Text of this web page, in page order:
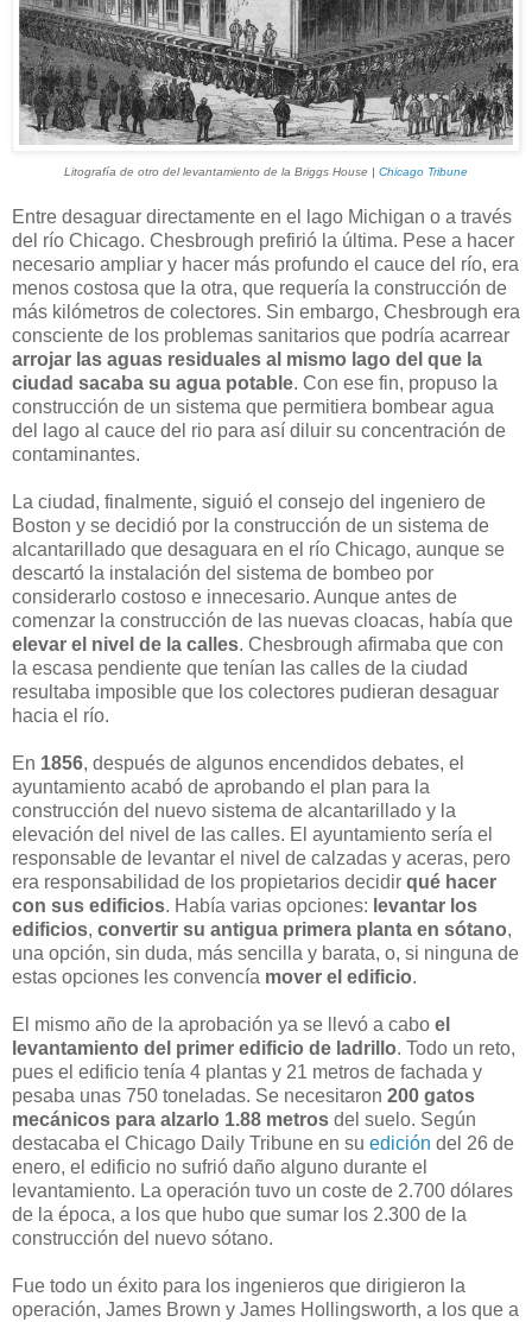
Litografía de otro del levantamiento de la Briggs House | Chicago Tribune
Entre desaguar directamente en el lago Michigan o a través
del río Chicago. Chesbrough prefirió la última. Pese a hacer
necesario ampliar y hacer más profundo el cauce del río, era
menos costosa que la otra, que requería la construcción de
más kilómetros de colectores. Sin embargo, Chesbrough era
consciente de los problemas sanitarios que podría acarrear
arrojar las aguas residuales al mismo lago del que la
ciudad sacaba su agua potable. Con ese fin, propuso la
construcción de un sistema que permitiera bombear agua
del lago al cauce del rio para así diluir su concentración de
contaminantes.
La ciudad, finalmente, siguió el consejo del ingeniero de
Boston y se decidió por la construcción de un sistema de
alcantarillado que desaguara en el río Chicago, aunque se
descartó la instalación del sistema de bombeo por
considerarlo costoso e innecesario. Aunque antes de
comenzar la construcción de las nuevas cloacas, había que
elevar el nivel de la calles. Chesbrough afirmaba que con
la escasa pendiente que tenían las calles de la ciudad
resultaba imposible que los colectores pudieran desaguar
hacia el río.
En 1856, después de algunos encendidos debates, el
ayuntamiento acabó de aprobando el plan para la
construcción del nuevo sistema de alcantarillado y la
elevación del nivel de las calles. El ayuntamiento sería el
responsable de levantar el nivel de calzadas y aceras, pero
era responsabilidad de los propietarios decidir qué hacer
con sus edificios. Había varias opciones: levantar los
edificios, convertir su antigua primera planta en sótano,
una opción, sin duda, más sencilla y barata, o, si ninguna de
estas opciones les convencía mover el edificio.
El mismo año de la aprobación ya se llevó a cabo el
levantamiento del primer edificio de ladrillo. Todo un reto,
pues el edificio tenía 4 plantas y 21 metros de fachada y
pesaba unas 750 toneladas. Se necesitaron 200 gatos
mecánicos para alzarlo 1.88 metros del suelo. Según
destacaba el Chicago Daily Tribune en su edición del 26 de
enero, el edificio no sufrió daño alguno durante el
levantamiento. La operación tuvo un coste de 2.700 dólares
de la época, a los que hubo que sumar los 2.300 de la
construcción del nuevo sótano.
Fue todo un éxito para los ingenieros que dirigieron la
operación, James Brown y James Hollingsworth, a los que a